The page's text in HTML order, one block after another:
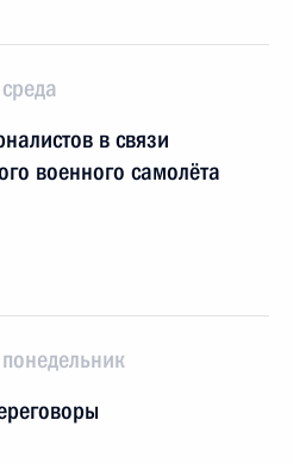
в связи
военного самолёта